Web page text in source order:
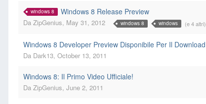
windows 8 Windows 8 Release Preview
Da ZipGenius, May 31, 2012 windows 8 windows (e 4 altri)
Windows 8 Developer Preview Disponibile Per Il Download
Da Dark13, October 13, 2011
Windows 8: Il Primo Video Ufficiale!
Da ZipGenius, June 2, 2011